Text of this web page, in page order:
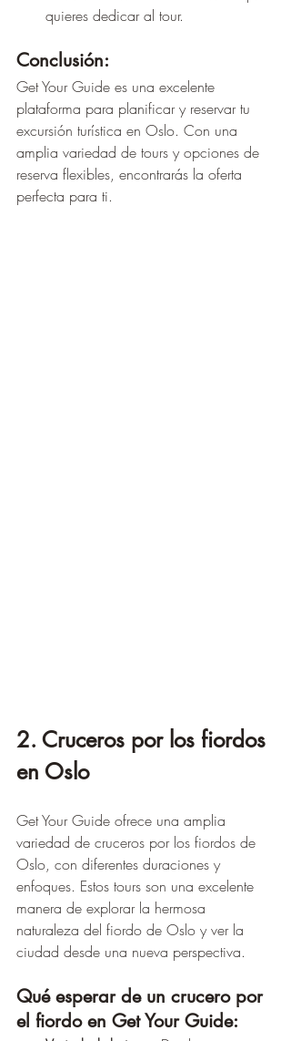
¡
quieres dedicar al tour.
Conclusión:
Get Your Guide es una excelente
plataforma para planificar y reservar tu
excursión turística en Oslo. Con una
amplia variedad de tours y opciones de
reserva flexibles, encontrarás la oferta
perfecta para ti.
2. Cruceros por los fiordos
en Oslo
Get Your Guide ofrece una amplia
variedad de cruceros por los fiordos de
Oslo, con diferentes duraciones y
enfoques. Estos tours son una excelente
manera de explorar la hermosa
naturaleza del fiordo de Oslo y ver la
ciudad desde una nueva perspectiva.
Qué esperar de un crucero por
el fiordo en Get Your Guide: